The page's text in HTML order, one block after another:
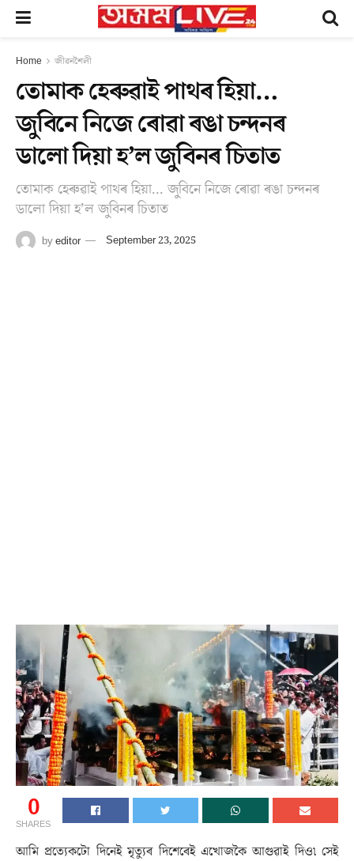
Home জীৱনশৈলী
তোমাক হেৰুৱাই পাথৰ হিয়া…
জুবিনে নিজে ৰোৱা ৰঙা চন্দনৰ
ডালো দিয়া হ’ল জুবিনৰ চিতাত
তোমাক হেৰুৱাই পাথৰ হিয়া... জুবিনে নিজে ৰোৱা ৰঙা চন্দনৰ
ডালো দিয়া হ’ল জুবিনৰ চিতাত
byeditor September 23, 2025
0
SHARES
আমি প্ৰত্যেকটো দিনেই মৃত্যুৰ দিশেৰেই এখোজকৈ আগুৱাই দিও৷ সেই